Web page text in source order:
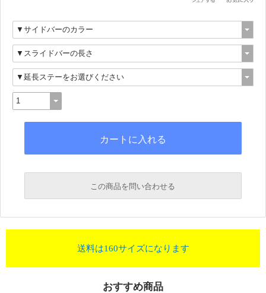
この商品を問い合わせる
送料は160サイズになります
おすすめ商品